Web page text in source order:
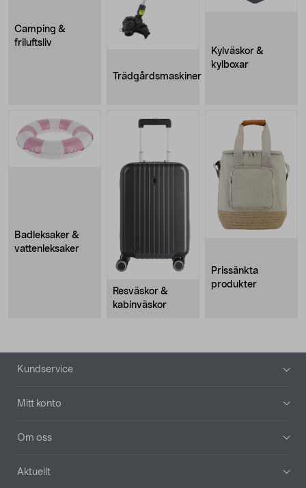
Camping &
friluftsliv
Trädgårdsmaskiner
Kylväskor &
kylboxar
Badleksaker &
vattenleksaker
Resväskor &
kabinväskor
Prissänkta
produkter
Sidfot
Kundservice
Mitt konto
Om oss
Aktuellt